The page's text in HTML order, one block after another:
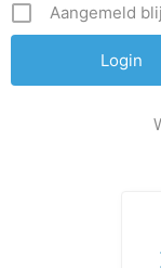
Aangemeld